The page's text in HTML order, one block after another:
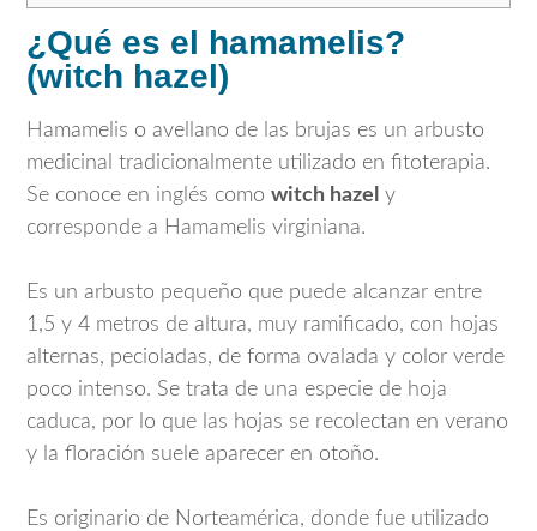
¿Qué es el hamamelis?
(witch hazel)
Hamamelis o avellano de las brujas es un arbusto
medicinal tradicionalmente utilizado en fitoterapia.
Se conoce en inglés como witch hazel y
corresponde a Hamamelis virginiana.
Es un arbusto pequeño que puede alcanzar entre
1,5 y 4 metros de altura, muy ramificado, con hojas
alternas, pecioladas, de forma ovalada y color verde
poco intenso. Se trata de una especie de hoja
caduca, por lo que las hojas se recolectan en verano
y la floración suele aparecer en otoño.
Es originario de Norteamérica, donde fue utilizado